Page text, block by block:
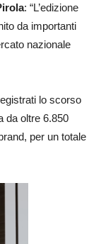
: “L’edizione
da importanti
nazionale
lo scorso
da oltre 6.850
per un totale